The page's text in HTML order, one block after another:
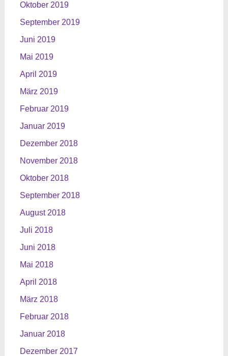
Oktober 2019
September 2019
Juni 2019
Mai 2019
April 2019
März 2019
Februar 2019
Januar 2019
Dezember 2018
November 2018
Oktober 2018
September 2018
August 2018
Juli 2018
Juni 2018
Mai 2018
April 2018
März 2018
Februar 2018
Januar 2018
Dezember 2017